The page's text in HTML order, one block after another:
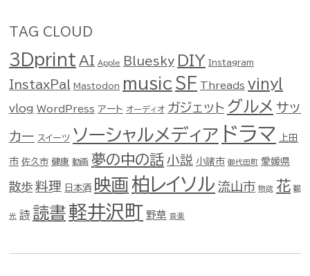
TAG CLOUD
3Dprint AI Apple Bluesky DIY Instagram
InstaxPal Mastodon music SF Threads vinyl
vlog WordPress アート オーディオ ガジェット グルメ サッ
カー スイーツ ソーシャルメディア ドラマ 上田
市 佐久市 健康 動画 夢の中の話 小説 小諸市 御代田町 愛媛県
散歩 料理 日本酒 映画 柏レイソル 流山市 物欲 花 観
光 詩 読書軽井沢町 野草 音楽